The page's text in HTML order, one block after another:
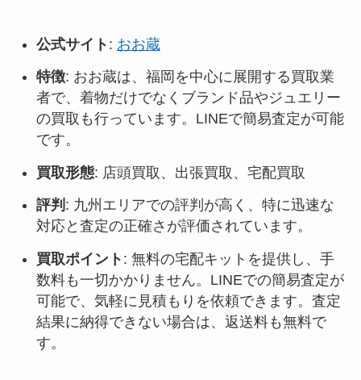
公式サイト : おお蔵
特徴: おお蔵は、福岡を中心に展開する買取業
者で、着物だけでなくブランド品やジュエリー
の買取も行っています。LINEで簡易査定が可能
です。
買取形態: 店頭買取、出張買取、宅配買取
評判 : 九州エリアでの評判が高く、特に迅速な
対応と査定の正確さが評価されています。
買取ポイント : 無料の宅配キットを提供し、手
数料も一切かかりません。LINEでの簡易査定が
可能で、気軽に見積もりを依頼できます。査定
結果に納得できない場合は、返送料も無料で
す。